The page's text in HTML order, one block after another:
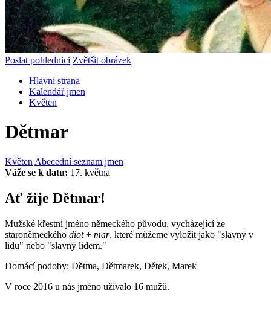
Poslat pohlednici Zvětšit obrázek
Hlavní strana
Kalendář jmen
Květen
Dětmar
Květen Abecední seznam jmen
Váže se k datu: 17. května
Ať žije Dětmar!
Mužské křestní jméno německého původu, vycházející ze
staroněmeckého diot+ mar, které můžeme vyložit jako "slavný v
lidu" nebo "slavný lidem."
Domácí podoby: Dětma, Dětmarek, Dětek, Marek
V roce 2016 u nás jméno užívalo 16 mužů.